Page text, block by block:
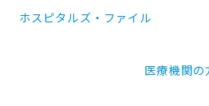
ホスピタルズ・ファイル
医療機関